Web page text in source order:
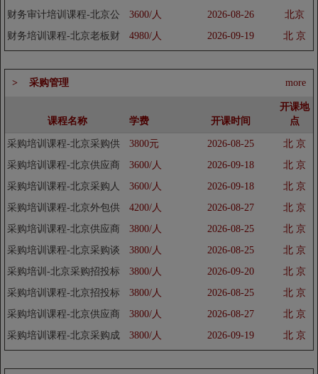
期下的公司财务培训班
财务审计培训课程-北京公
司内部审计培训班
3600/人 2026-08-26
北京
财务培训课程-北京老板财
税培训班
4980/人 2026-09-19 北 京
> 采购管理 more
课程名称 学费 开课时间
开课地
点
采购培训课程-北京采购供
应商谈判技巧培训班
3800元 2026-08-25
北 京
采购培训课程-北京供应商
选择评估培训班
3600/人 2026-09-18
北 京
采购培训课程-北京采购人
员技能提升培训班
3600/人 2026-09-18
北 京
采购培训课程-北京外包供
应商选择评估培训班
4200/人 2026-08-27
北 京
采购培训课程-北京供应商
管理培训班
3800/人 2026-08-25
北 京
采购培训课程-北京采购谈
判与议价技巧培训班
3800/人 2026-08-25
北 京
采购培训-北京采购招投标
管理培训班
3800/人 2026-09-20
北 京
采购培训课程-北京招投标
管理与法律风险分析培训班
3800/人 2026-08-25
北 京
采购培训课程-北京供应商
采购谈判技巧培训班
3800/人 2026-08-27
北 京
采购培训课程-北京采购成
本控制与降低培训班
3800/人 2026-09-19 北 京